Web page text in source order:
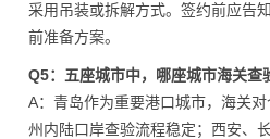
采用吊装或拆解方式。签约前应告
前准备方案。
Q5：五座城市中，哪座城市海关查
A：青岛作为重要港口城市，海关
州内陆口岸查验流程稳定；西安、